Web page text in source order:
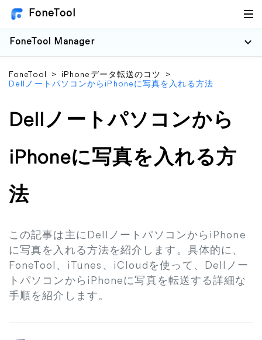
FoneTool
FoneTool Manager
FoneTool > iPhoneデータ転送のコツ
>
DellノートパソコンからiPhoneに写真を入れる方法
Dellノートパソコンから
iPhoneに写真を入れる方
法
この記事は主にDellノートパソコンからiPhone
に写真を入れる方法を紹介します。具体的に、
FoneTool、iTunes、iCloudを使って、Dellノー
トパソコンからiPhoneに写真を転送する詳細な
手順を紹介します。